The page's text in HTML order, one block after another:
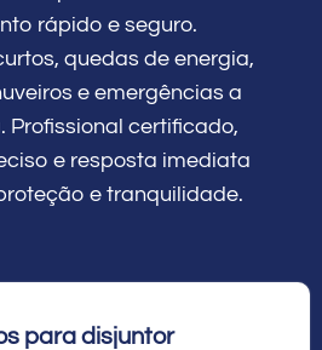
rápido e seguro.
quedas de energia,
e emergências a
Profissional certificado,
e resposta imediata
e tranquilidade.
para disjuntor